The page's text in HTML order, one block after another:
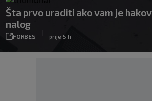
Šta prvo uraditi ako vam je
nalog
FORBES
|
prije 5 h